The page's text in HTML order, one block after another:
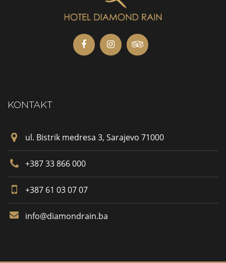
KONTAKT
ul. Bistrik medresa 3, Sarajevo 71000
+387 33 866 000
+387 61 03 07 07
info@diamondrain.ba